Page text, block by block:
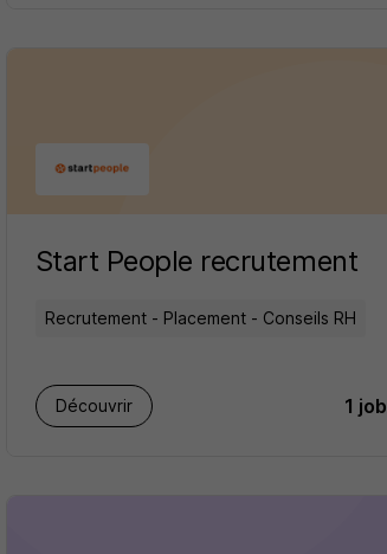
Start People recrutement
Recrutement - Placement - Conseils RH
Découvrir 1 job